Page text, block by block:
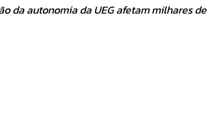
da autonomia da UEG afetam milhares de